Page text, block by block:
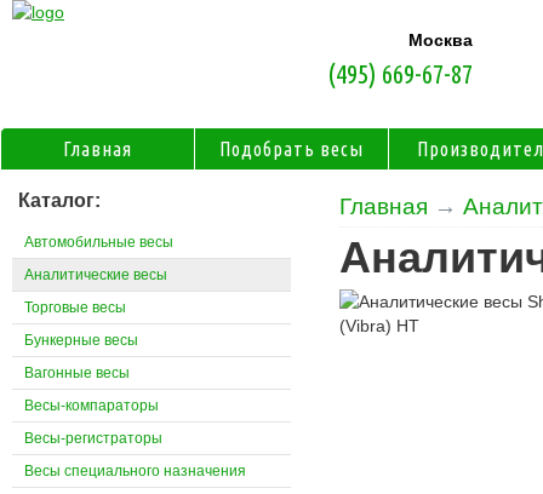
Главная →
Каталог:
Автомобильные весы
Аналитические весы
Торговые весы
Бункерные весы
Вагонные весы
Весы-компараторы
Весы-регистраторы
Весы специального назначения
Москва
(495) 669-67-87
Главная Подобрать весы